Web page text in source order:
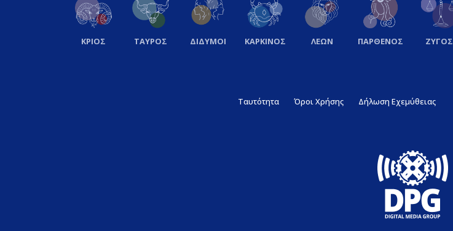
ΚΡΙΟΣ ΤΑΥΡΟΣ ΔΙΔΥΜΟΙ ΚΑΡΚΙΝΟΣ ΛΕΩΝ ΠΑΡΘΕΝΟΣ ΖΥΓΟΣ
Ταυτότητα Όροι Χρήσης Δήλωση Εχεμύθειας